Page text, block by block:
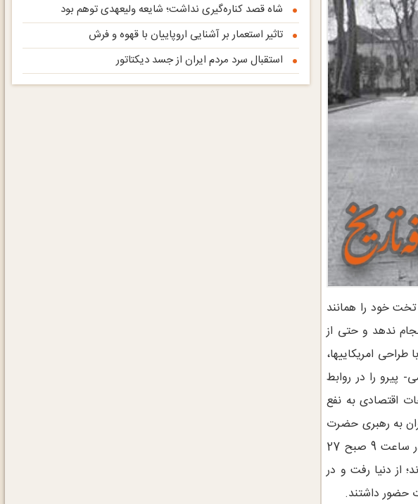
که تمام تاج و تخت خود را همانند
انجام ندهد و حتی از
مصدق نیز با طراحی امریکاییها،
پیرو را در روابط
اقتصادی به نفع
به رهبری حضرت
امام خمینی شد تا اینکه در 2 دی ماه 1357 ، شاه سفر بی بازگشت خود به ناکجا آباد را آغاز نمود و سرانجام در ساعت 9 صبح 27
از دنیا رفت و در
حضور داشتند.
شاه قصد کناره‌گیری نداشت؛ شایعه ولیعهدی توهم بود
تاثیر استعمار بر آشنایی اروپاییان با قهوه و فرش
استقبال سرد مردم ایران از جسد دیکتاتور